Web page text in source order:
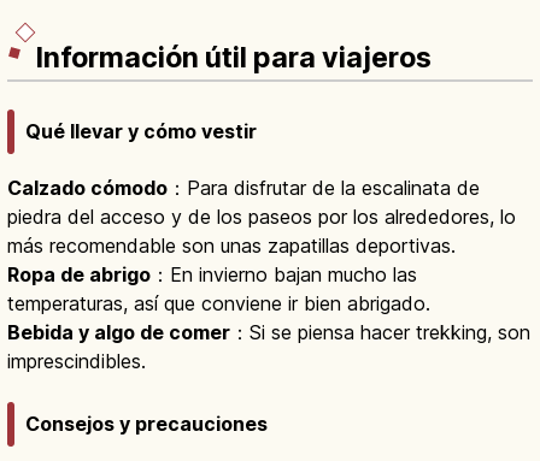
Información útil para viajeros
Qué llevar y cómo vestir
Calzado cómodo ：Para disfrutar de la escalinata de
piedra del acceso y de los paseos por los alrededores, lo
más recomendable son unas zapatillas deportivas.
Ropa de abrigo ：En invierno bajan mucho las
temperaturas, así que conviene ir bien abrigado.
Bebida y algo de comer ：Si se piensa hacer trekking, son
imprescindibles.
Consejos y precauciones